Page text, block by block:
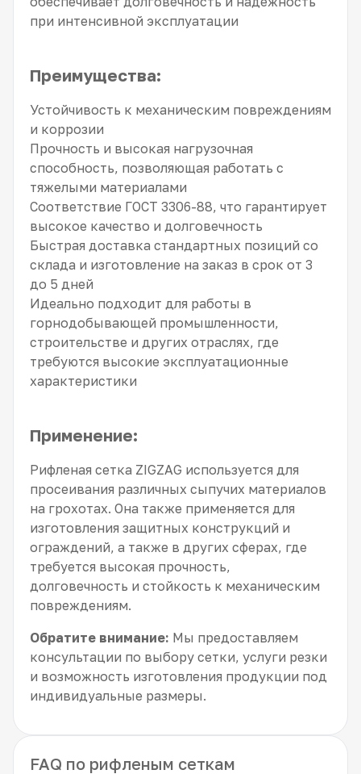
при интенсивной эксплуатации
Преимущества:
Устойчивость к механическим повреждениям
и коррозии
Прочность и высокая нагрузочная
способность, позволяющая работать с
тяжелыми материалами
Соответствие ГОСТ 3306-88, что гарантирует
высокое качество и долговечность
Быстрая доставка стандартных позиций со
склада и изготовление на заказ в срок от 3
до 5 дней
Идеально подходит для работы в
горнодобывающей промышленности,
строительстве и других отраслях, где
требуются высокие эксплуатационные
характеристики
Применение:
Рифленая сетка ZIGZAG используется для
просеивания различных сыпучих материалов
на грохотах. Она также применяется для
изготовления защитных конструкций и
ограждений, а также в других сферах, где
требуется высокая прочность,
долговечность и стойкость к механическим
повреждениям.
Обратите внимание: Мы предоставляем
консультации по выбору сетки, услуги резки
и возможность изготовления продукции под
индивидуальные размеры.
FAQ по рифленым сеткам